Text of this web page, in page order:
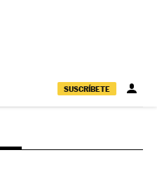
SUSCRÍBETE